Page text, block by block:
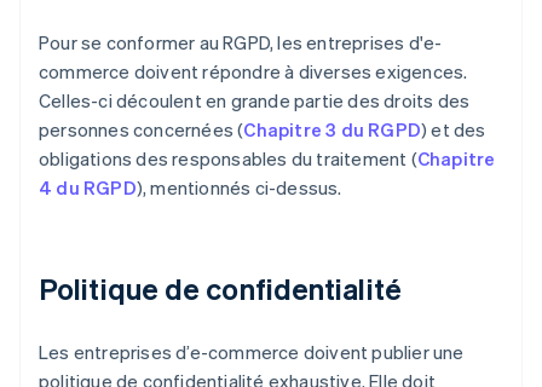
Pour se conformer au RGPD, les entreprises d'e-
commerce doivent répondre à diverses exigences.
Celles-ci découlent en grande partie des droits des
personnes concernées (Chapitre 3 du RGPD) et des
obligations des responsables du traitement (Chapitre
4 du RGPD), mentionnés ci-dessus.
Politique de confidentialité
Les entreprises d’e-commerce doivent publier une
politique de confidentialité exhaustive. Elle doit